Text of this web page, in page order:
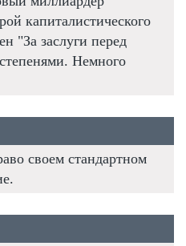
капиталистического
"За заслуги перед
Немного
своем стандартном